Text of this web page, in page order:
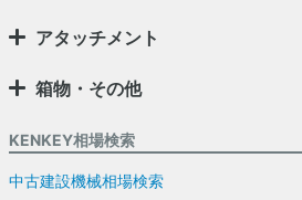
アタッチメント
箱物・その他
KENKEY相場検索
中古建設機械相場検索